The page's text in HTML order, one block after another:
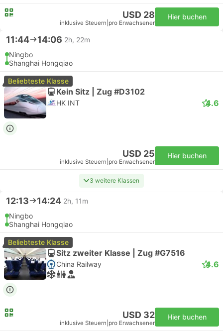
USD 28
inklusive Steuern pro Erwachsener
Hier buchen
11:44 14:06 2h, 22m
Ningbo
Shanghai Hongqiao
Beliebteste Klasse
Kein Sitz | Zug #D3102
HK INT 4.6
USD 25
inklusive Steuern pro Erwachsener
Hier buchen
3 weitere Klassen
12:13 14:24 2h, 11m
Ningbo
Shanghai Hongqiao
Beliebteste Klasse
Sitz zweiter Klasse | Zug #G7516
China Railway 4.6
USD 32
inklusive Steuern pro Erwachsener
Hier buchen